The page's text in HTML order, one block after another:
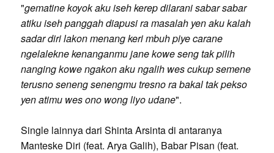
"gematine koyok aku iseh kerep dilarani sabar sabar
atiku iseh panggah diapusi ra masalah yen aku kalah
sadar diri lakon menang keri mbuh piye carane
ngelalekne kenanganmu jane kowe seng tak pilih
nanging kowe ngakon aku ngalih wes cukup semene
terusno seneng senengmu tresno ra bakal tak pekso
yen atimu wes ono wong liyo udane".
Single lainnya dari Shinta Arsinta di antaranya
Manteske Diri (feat. Arya Galih), Babar Pisan (feat.